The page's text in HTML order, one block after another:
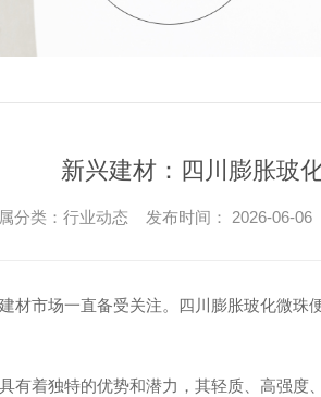
新兴建材：四川膨胀玻
分类：行业动态 发布时间： 2026-06-
材市场一直备受关注。四川膨胀玻化微
有着独特的优势和潜力，其轻质、高强